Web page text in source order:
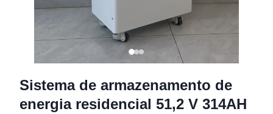
Sistema de armazenamento de
energia residencial 51,2 V 314AH